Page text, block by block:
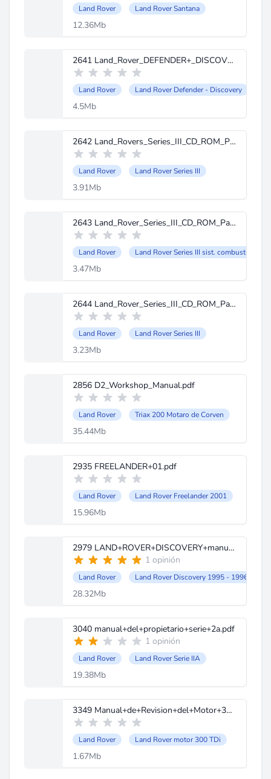
Land Rover Land Rover Santana
12.36Mb
2641 Land_Rover_DEFENDER+_DISCOVERY.rar
Land Rover Land Rover Defender - Discovery
4.5Mb
2642 Land_Rovers_Series_III_CD_ROM_Part_2_engine.rar
Land Rover Land Rover Series III
3.91Mb
2643 Land_Rover_Series_III_CD_ROM_Part_3_engine_fuel.rar
Land Rover Land Rover Series III sist. combustible
3.47Mb
2644 Land_Rover_Series_III_CD_ROM_Part_5_axles_steering_brakes-DIFERENCIAL.rar
Land Rover Land Rover Series III
3.23Mb
2856 D2_Workshop_Manual.pdf
Land Rover Triax 200 Motaro de Corven
35.44Mb
2935 FREELANDER+01.pdf
Land Rover Land Rover Freelander 2001
15.96Mb
2979 LAND+ROVER+DISCOVERY+manual+de+taller.pdf
1 opinión
Land Rover Land Rover Discovery 1995 - 1996
28.32Mb
3040 manual+del+propietario+serie+2a.pdf
1 opinión
Land Rover Land Rover Serie IIA
19.38Mb
3349 Manual+de+Revision+del+Motor+300+TDi.pdf
Land Rover Land Rover motor 300 TDi
1.67Mb